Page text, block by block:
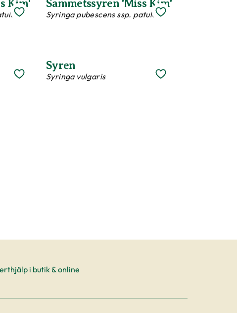
Kim' Sammetssyren 'Miss Kim'
Syringa pubescens ssp. patula
Syren
Syringa vulgaris
i butik & online